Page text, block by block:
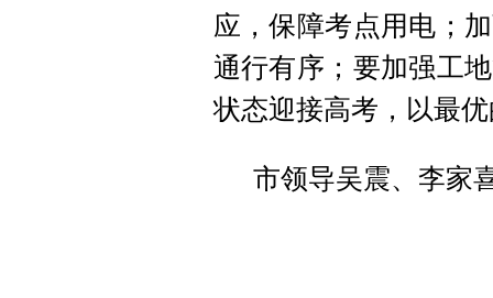
应，保障考点用电；
通行有序；要加强工
状态迎接高考，以最
市领导吴震、李家